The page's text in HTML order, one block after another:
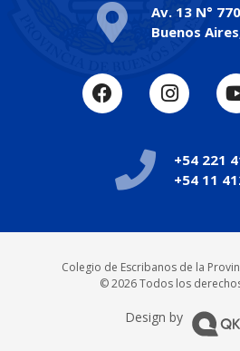
Av. 13 N°
Buenos
+54 221
+54 11
Colegio de Escribanos de la
© 2026 Todos los
Design by